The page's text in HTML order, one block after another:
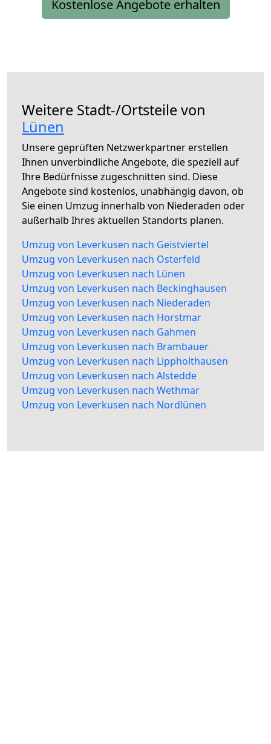
Kostenlose Angebote erhalten
Weitere Stadt-/Ortsteile von
Lünen
Unsere geprüften Netzwerkpartner erstellen
Ihnen unverbindliche Angebote, die speziell auf
Ihre Bedürfnisse zugeschnitten sind. Diese
Angebote sind kostenlos, unabhängig davon, ob
Sie einen Umzug innerhalb von Niederaden oder
außerhalb Ihres aktuellen Standorts planen.
Umzug von Leverkusen nach Geistviertel
Umzug von Leverkusen nach Osterfeld
Umzug von Leverkusen nach Lünen
Umzug von Leverkusen nach Beckinghausen
Umzug von Leverkusen nach Niederaden
Umzug von Leverkusen nach Horstmar
Umzug von Leverkusen nach Gahmen
Umzug von Leverkusen nach Brambauer
Umzug von Leverkusen nach Lippholthausen
Umzug von Leverkusen nach Alstedde
Umzug von Leverkusen nach Wethmar
Umzug von Leverkusen nach Nordlünen